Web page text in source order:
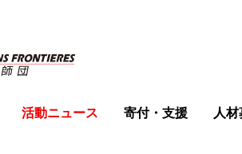
活動ニュース 寄付・支援 人